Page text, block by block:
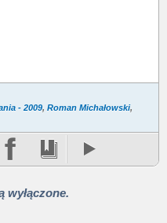
- 2009, Roman Michałowski,
wyłączone.